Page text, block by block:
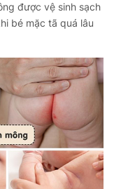
được vệ sinh sạch
bé mặc tã quá lâu